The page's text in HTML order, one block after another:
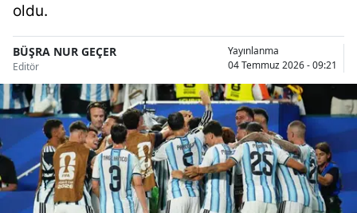
Bingöl
Bitlis
Bolu
Burdur
Bursa
oldu.
BÜŞRA NUR GEÇER
Editör
Yayınlanma
04 Temmuz 2026 - 09:21